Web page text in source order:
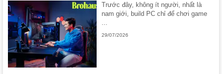
Trước đây, không ít người, nhất là
nam giới, build PC chỉ để chơi game
...
29/07/2026